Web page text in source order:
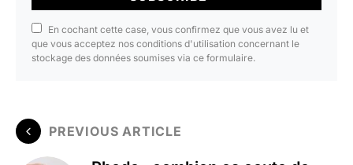
En cochant cette case, vous confirmez que vous avez lu et
que vous acceptez nos conditions d'utilisation concernant le
stockage des données soumises via ce formulaire.
PREVIOUS ARTICLE